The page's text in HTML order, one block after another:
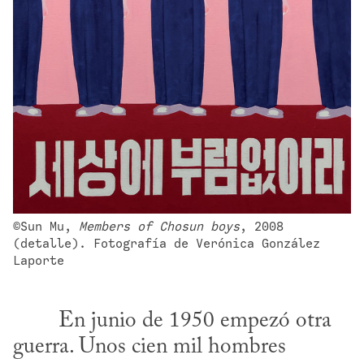
©Sun Mu, Members of Chosun boys, 2008
(detalle). Fotografía de Verónica González
Laporte
guerra. Unos cien mil hombres